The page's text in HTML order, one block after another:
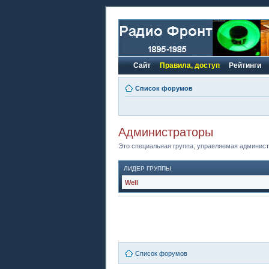
Сайт Правила, доступ Рейтинги
Список форумов
Администраторы
Это специальная группа, управляемая
ЛИДЕР ГРУППЫ
Well
Список форумов